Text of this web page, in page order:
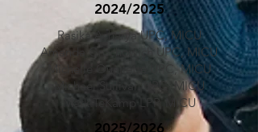
2024/2025
Rasika AcharyaUPC, MICU
Amanda Grochowich UPC, MICU
Michelle Ouellette
UPC, MICU
Michael SullivanUPC, MICU
Mark TeKamp LPP, MICU
2025/2026